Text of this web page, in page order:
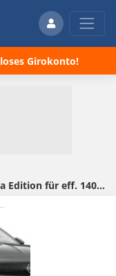
Girokonto!
km/Jahr, Sitzheizung & LED-Scheinwerfer